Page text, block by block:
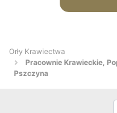
Orły Krawiectwa
Pracownie Krawieckie,
Pszczyna